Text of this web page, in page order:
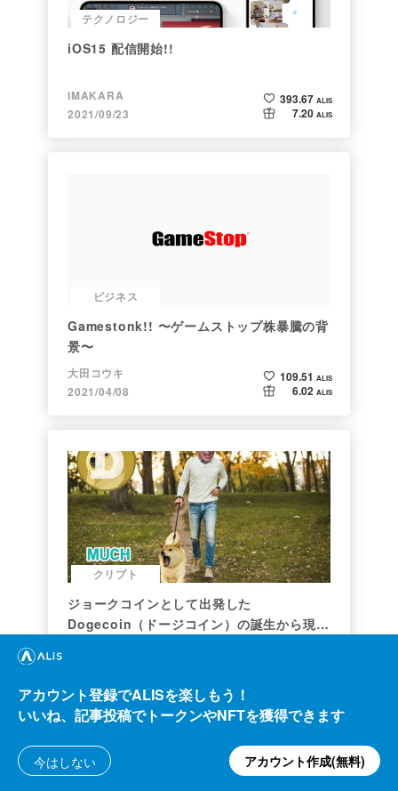
テクノロジー
iOS15 配信開始!!
IMAKARA
2021/09/23
393.67 ALIS
7.20 ALIS
ビジネス
Gamestonk!! 〜ゲームストップ株暴騰の背
景〜
大田コウキ
2021/04/08
109.51 ALIS
6.02 ALIS
クリプト
ジョークコインとして出発した
Dogecoin（ドージコイン）の誕生から現在
アカウント登録でALISを楽しもう！
いいね、記事投稿でトークンやNFTを獲得できます
今はしない アカウント作成(無料)